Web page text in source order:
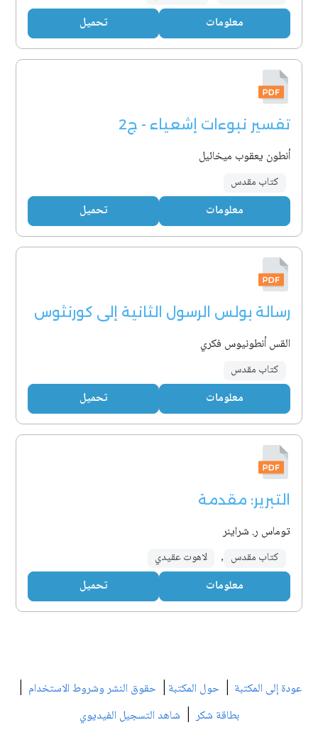
معلومات تحميل
تفسير نبوءات إشعياء - ج2
أنطون يعقوب ميخائيل
كتاب مقدس
معلومات تحميل
رسالة بولس الرسول الثانية إلى كورنثوس
القس أنطونيوس فكري
كتاب مقدس
معلومات تحميل
التبرير: مقدمة
توماس ر. شراينر
كتاب مقدس , لاهوت عقيدي
معلومات تحميل
عودة إلى المكتبة | حول المكتبة | حقوق النشر وشروط الاستخدام |
بطاقة شكر| شاهد التسجيل الفيديوي